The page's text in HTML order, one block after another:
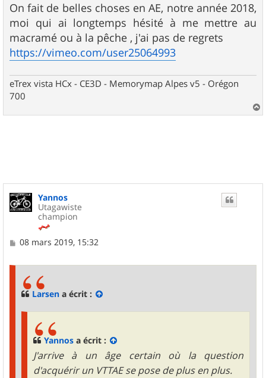
On fait de belles choses en AE, notre année 2018,
moi qui ai longtemps hésité à me mettre au
macramé ou à la pêche , j'ai pas de regrets
https://vimeo.com/user25064993
eTrex vista HCx - CE3D - Memorymap Alpes v5 - Orégon
700
a
Yannos
Utagawiste
champion
M
08 mars 2019, 15:32
Larsen a écrit :
Yannos a écrit :
J'arrive à un âge certain où la question
d'acquérir un VTTAE se pose de plus en plus.